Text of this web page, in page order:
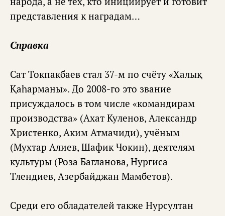
представления к наградам…
Справка
Сат Токпакбаев стал 37-м по счёту «Халық
Қаһарманы». До 2008-го это звание
присуждалось в том числе «командирам
производства» (Ахат Куленов, Александр
Христенко, Аким Атмачиди), учёным
(Мухтар Алиев, Шафик Чокин), деятелям
культуры (Роза Багланова, Нургиса
Тлендиев, Азербайджан Мамбетов).
Среди его обладателей также Нурсултан